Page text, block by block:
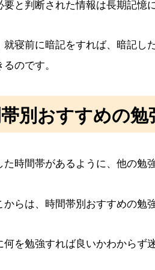
要と判断された情報は長期記憶
就寝前に暗記をすれば、暗記し
のです。
別おすすめの勉
た時間帯があるように、他の勉
からは、時間帯別おすすめの勉
何を勉強すれば良いかわからず